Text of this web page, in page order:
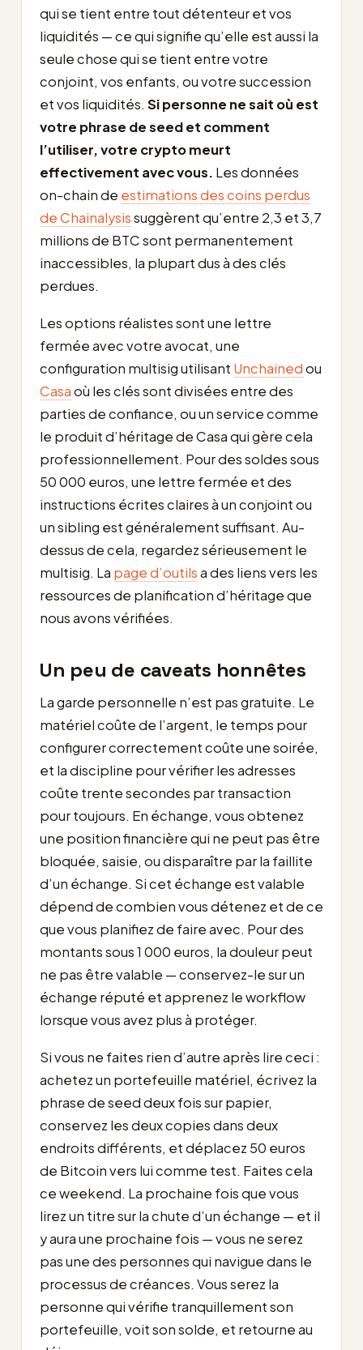
qui se tient entre tout détenteur et vos
liquidités — ce qui signifie qu’elle est aussi la
seule chose qui se tient entre votre
conjoint, vos enfants, ou votre succession
et vos liquidités. Si personne ne sait où est
votre phrase de seed et comment
l’utiliser, votre crypto meurt
effectivement avec vous. Les données
on-chain de estimations des coins perdus
de Chainalysissuggèrent qu’entre 2,3 et 3,7
millions de BTC sont permanentement
inaccessibles, la plupart dus à des clés
perdues.
Les options réalistes sont une lettre
fermée avec votre avocat, une
configuration multisig utilisant Unchainedou
Casaoù les clés sont divisées entre des
parties de confiance, ou un service comme
le produit d’héritage de Casa qui gère cela
professionnellement. Pour des soldes sous
50 000 euros, une lettre fermée et des
instructions écrites claires à un conjoint ou
un sibling est généralement suffisant. Au-
dessus de cela, regardez sérieusement le
multisig. La page d’outilsa des liens vers les
ressources de planification d’héritage que
nous avons vérifiées.
Un peu de caveats honnêtes
La garde personnelle n’est pas gratuite. Le
matériel coûte de l’argent, le temps pour
configurer correctement coûte une soirée,
et la discipline pour vérifier les adresses
coûte trente secondes par transaction
pour toujours. En échange, vous obtenez
une position financière qui ne peut pas être
bloquée, saisie, ou disparaître par la faillite
d’un échange. Si cet échange est valable
dépend de combien vous détenez et de ce
que vous planifiez de faire avec. Pour des
montants sous 1 000 euros, la douleur peut
ne pas être valable — conservez-le sur un
échange réputé et apprenez le workflow
lorsque vous avez plus à protéger.
Si vous ne faites rien d’autre après lire ceci :
achetez un portefeuille matériel, écrivez la
phrase de seed deux fois sur papier,
conservez les deux copies dans deux
endroits différents, et déplacez 50 euros
de Bitcoin vers lui comme test. Faites cela
ce weekend. La prochaine fois que vous
lirez un titre sur la chute d’un échange — et il
y aura une prochaine fois — vous ne serez
pas une des personnes qui navigue dans le
processus de créances. Vous serez la
personne qui vérifie tranquillement son
portefeuille, voit son solde, et retourne au